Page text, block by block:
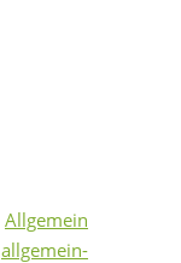
Allgemein
allgemein-